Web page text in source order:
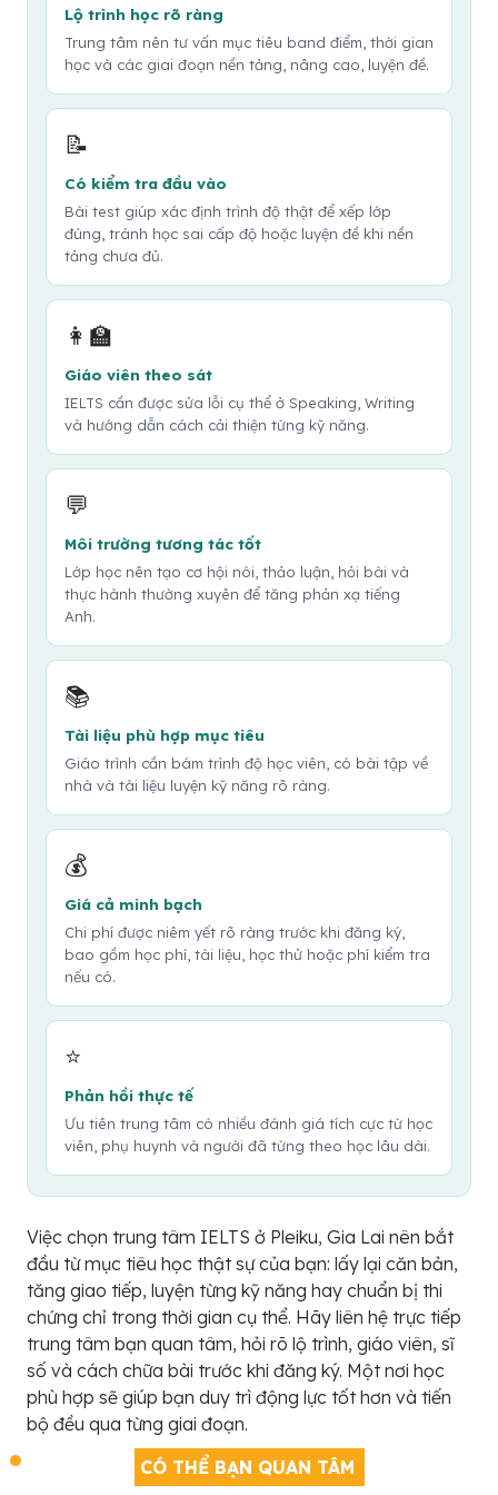
Lộ trình học rõ ràng
Trung tâm nên tư vấn mục tiêu band điểm, thời gian
học và các giai đoạn nền tảng, nâng cao, luyện đề.
📝
Có kiểm tra đầu vào
Bài test giúp xác định trình độ thật để xếp lớp
đúng, tránh học sai cấp độ hoặc luyện đề khi nền
tảng chưa đủ.
👩‍🏫
Giáo viên theo sát
IELTS cần được sửa lỗi cụ thể ở Speaking, Writing
và hướng dẫn cách cải thiện từng kỹ năng.
💬
Môi trường tương tác tốt
Lớp học nên tạo cơ hội nói, thảo luận, hỏi bài và
thực hành thường xuyên để tăng phản xạ tiếng
Anh.
📚
Tài liệu phù hợp mục tiêu
Giáo trình cần bám trình độ học viên, có bài tập về
nhà và tài liệu luyện kỹ năng rõ ràng.
💰
Giá cả minh bạch
Chi phí được niêm yết rõ ràng trước khi đăng ký,
bao gồm học phí, tài liệu, học thử hoặc phí kiểm tra
nếu có.
⭐
Phản hồi thực tế
Ưu tiên trung tâm có nhiều đánh giá tích cực từ học
viên, phụ huynh và người đã từng theo học lâu dài.
Việc chọn trung tâm IELTS ở Pleiku, Gia Lai nên bắt
đầu từ mục tiêu học thật sự của bạn: lấy lại căn bản,
tăng giao tiếp, luyện từng kỹ năng hay chuẩn bị thi
chứng chỉ trong thời gian cụ thể. Hãy liên hệ trực tiếp
trung tâm bạn quan tâm, hỏi rõ lộ trình, giáo viên, sĩ
số và cách chữa bài trước khi đăng ký. Một nơi học
phù hợp sẽ giúp bạn duy trì động lực tốt hơn và tiến
bộ đều qua từng giai đoạn.
CÓ THỂ BẠN QUAN TÂM